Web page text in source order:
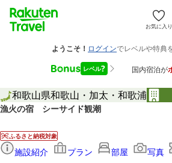
お気に入り
和歌山県和歌山・加太・和歌浦
漁火の宿 シーサイド観潮
ふるさと納税対象
施設紹介 プラン 部屋 写真